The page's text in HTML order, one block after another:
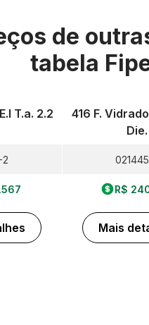
de
tabela
T.a. 2.2
2
416 F.
Die.
R$
Mais